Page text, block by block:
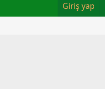
Giriş yap